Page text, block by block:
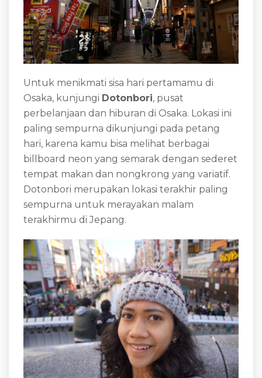
Untuk menikmati sisa hari pertamamu di
Osaka, kunjungi Dotonbori, pusat
perbelanjaan dan hiburan di Osaka. Lokasi ini
paling sempurna dikunjungi pada petang
hari, karena kamu bisa melihat berbagai
billboard neon yang semarak dengan sederet
tempat makan dan nongkrong yang variatif.
Dotonbori merupakan lokasi terakhir paling
sempurna untuk merayakan malam
terakhirmu di Jepang.